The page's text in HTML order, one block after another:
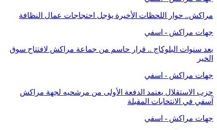
مراكش.. حوار اللحظات الأخيرة يؤجل احتجاجات عمال النظافة
جهات مراكش - اسفي
بعد سنوات البلوكاج .. قرار حاسم من جماعة مراكش لافتتاح سوق
الخير
جهات مراكش - اسفي
حزب الاستقلال يعتمد الدفعة الأولى من مرشحيه لجهة مراكش
آسفي في الانتخابات المقبلة
جهات مراكش - اسفي